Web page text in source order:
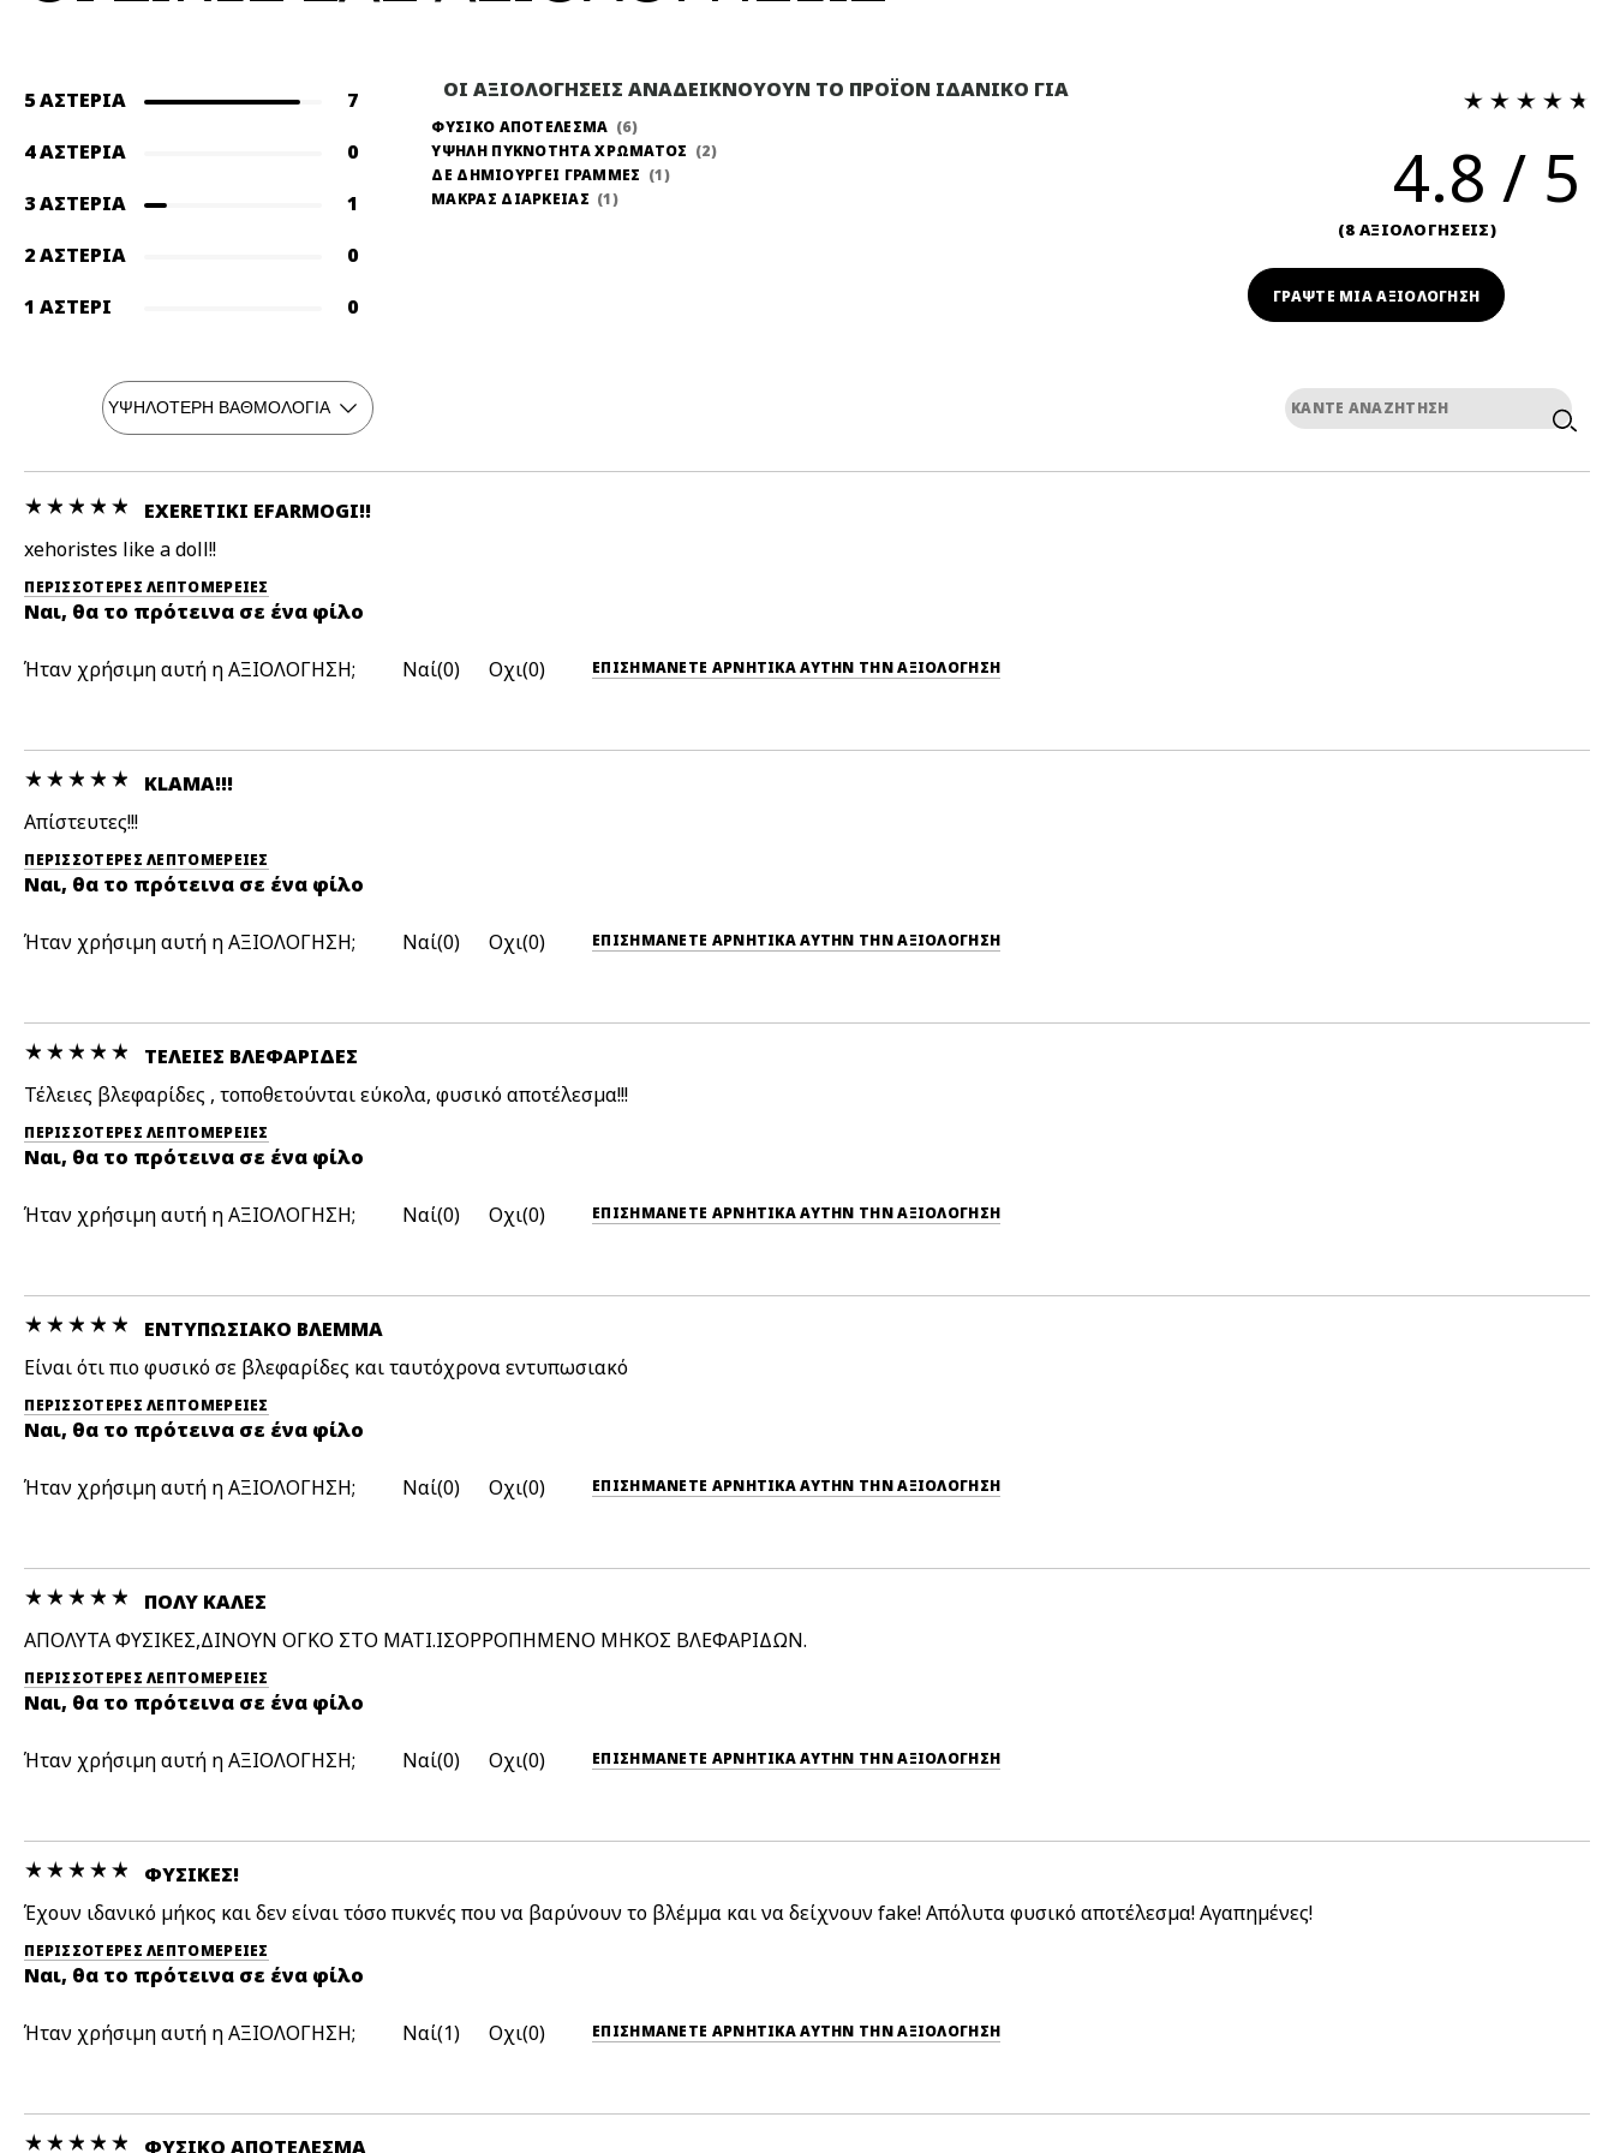
5 ΑΣΤΈΡΙΑ
7
4 ΑΣΤΈΡΙΑ
0
3 ΑΣΤΈΡΙΑ
1
2 ΑΣΤΈΡΙΑ
0
1 ΑΣΤΈΡΙ
0
ΟΙ ΑΞΙΟΛΟΓΗΣΕΙΣ ΑΝΑΔΕΙΚΝΟΥΟΥΝ ΤΟ ΠΡΟΪΟΝ ΙΔΑΝΙΚΟ ΓΙΑ
ΦΥΣΙΚΟ ΑΠΟΤΕΛΕΣΜΑ
6
ΥΨΗΛΗ ΠΥΚΝΟΤΗΤΑ ΧΡΩΜΑΤΟΣ
2
ΔΕ ΔΗΜΙΟΥΡΓΕΙ ΓΡΑΜΜΕΣ
1
ΜΑΚΡΑΣ ΔΙΑΡΚΕΙΑΣ
1 4.8
8 ΑΞΙΟΛΟΓΗΣΕΙΣ
ΓΡΆΨΤΕ ΜΙΑ ΑΞΙΟΛΟΓΗΣΗ
EXERETIKI EFARMOGI!!
xehoristes like a doll!!
ΠΕΡΙΣΣΌΤΕΡΕΣ ΛΕΠΤΟΜΈΡΕΙΕΣ
Ναι, θα το πρότεινα σε ένα φίλο
Ήταν χρήσιμη αυτή η ΑΞΙΟΛΟΓΗΣΗ; 0 0 ΕΠΙΣΗΜΆΝΕΤΕ ΑΡΝΗΤΙΚΆ ΑΥΤΉΝ ΤΗΝ ΑΞΙΟΛΟΓΗΣΗ
KLAMA!!!
Απίστευτες!!!
ΠΕΡΙΣΣΌΤΕΡΕΣ ΛΕΠΤΟΜΈΡΕΙΕΣ
Ναι, θα το πρότεινα σε ένα φίλο
Ήταν χρήσιμη αυτή η ΑΞΙΟΛΟΓΗΣΗ; 0 0 ΕΠΙΣΗΜΆΝΕΤΕ ΑΡΝΗΤΙΚΆ ΑΥΤΉΝ ΤΗΝ ΑΞΙΟΛΟΓΗΣΗ
ΤΈΛΕΙΕΣ ΒΛΕΦΑΡΊΔΕΣ
Τέλειες βλεφαρίδες , τοποθετούνται εύκολα, φυσικό αποτέλεσμα!!!
ΠΕΡΙΣΣΌΤΕΡΕΣ ΛΕΠΤΟΜΈΡΕΙΕΣ
Ναι, θα το πρότεινα σε ένα φίλο
Ήταν χρήσιμη αυτή η ΑΞΙΟΛΟΓΗΣΗ; 0 0 ΕΠΙΣΗΜΆΝΕΤΕ ΑΡΝΗΤΙΚΆ ΑΥΤΉΝ ΤΗΝ ΑΞΙΟΛΟΓΗΣΗ
ΕΝΤΥΠΩΣΙΑΚΟ ΒΛΈΜΜΑ
Είναι ότι πιο φυσικό σε βλεφαρίδες και ταυτόχρονα εντυπωσιακό
ΠΕΡΙΣΣΌΤΕΡΕΣ ΛΕΠΤΟΜΈΡΕΙΕΣ
Ναι, θα το πρότεινα σε ένα φίλο
Ήταν χρήσιμη αυτή η ΑΞΙΟΛΟΓΗΣΗ; 0 0 ΕΠΙΣΗΜΆΝΕΤΕ ΑΡΝΗΤΙΚΆ ΑΥΤΉΝ ΤΗΝ ΑΞΙΟΛΟΓΗΣΗ
ΠΟΛΥ ΚΑΛΕΣ
ΑΠΟΛΥΤΑ ΦΥΣΙΚΕΣ,ΔΙΝΟΥΝ ΟΓΚΟ ΣΤΟ ΜΑΤΙ.ΙΣΟΡΡΟΠΗΜΕΝΟ ΜΗΚΟΣ ΒΛΕΦΑΡΙΔΩΝ.
ΠΕΡΙΣΣΌΤΕΡΕΣ ΛΕΠΤΟΜΈΡΕΙΕΣ
Ναι, θα το πρότεινα σε ένα φίλο
Ήταν χρήσιμη αυτή η ΑΞΙΟΛΟΓΗΣΗ; 0 0 ΕΠΙΣΗΜΆΝΕΤΕ ΑΡΝΗΤΙΚΆ ΑΥΤΉΝ ΤΗΝ ΑΞΙΟΛΟΓΗΣΗ
ΦΥΣΙΚΈΣ!
Έχουν ιδανικό μήκος και δεν είναι τόσο πυκνές που να βαρύνουν το βλέμμα και να δείχνουν fake! Απόλυτα φυσικό αποτέλεσμα! Αγαπημένες!
ΠΕΡΙΣΣΌΤΕΡΕΣ ΛΕΠΤΟΜΈΡΕΙΕΣ
Ναι, θα το πρότεινα σε ένα φίλο
Ήταν χρήσιμη αυτή η ΑΞΙΟΛΟΓΗΣΗ; 1 0 ΕΠΙΣΗΜΆΝΕΤΕ ΑΡΝΗΤΙΚΆ ΑΥΤΉΝ ΤΗΝ ΑΞΙΟΛΟΓΗΣΗ
ΦΥΣΙΚΌ ΑΠΟΤΈΛΕΣΜΑ